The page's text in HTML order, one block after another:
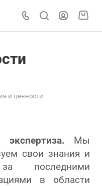
и ценности
Мы
свои знания и
последними
в области